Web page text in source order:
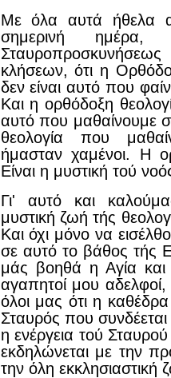
Με όλα αυτά ήθελα
σημερινή
κλήσεων, ότι η
δεν είναι αυτό που
Και η ορθόδοξη
αυτό που μαθαίνουμε
θεολογία που
ήμασταν χαμένοι. Η
Είναι η μυστική τού
Γι' αυτό και
μυστική ζωή τής
Και όχι μόνο να
σε αυτό το βάθος τής
μάς βοηθά η Αγία
αγαπητοί μου
όλοι μας ότι η
Σταυρός που
η ενέργεια τού
εκδηλώνεται με την
την όλη εκκλησιαστική